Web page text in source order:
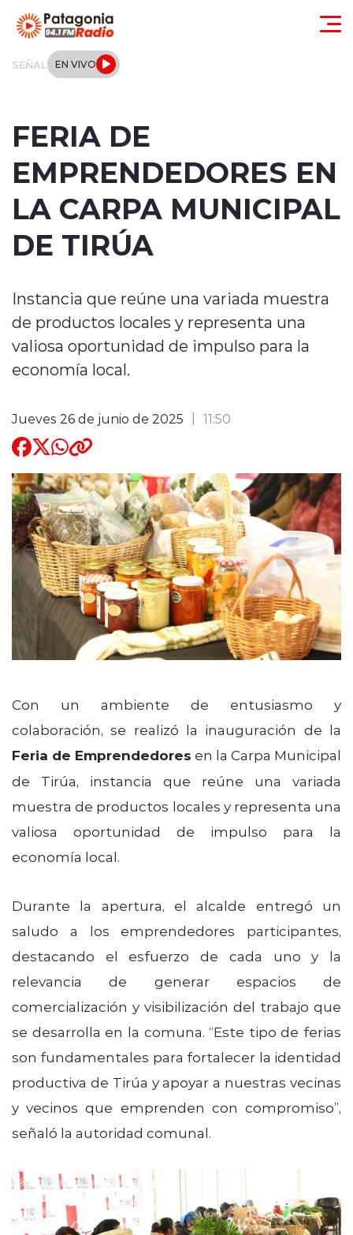
SEÑAL EN VIVO
Tendencias
Deportes
Entrevistas
Quienes Somos
modo claro
FERIA DE
EMPRENDEDORES EN
LA CARPA MUNICIPAL
DE TIRÚA
Instancia que reúne una variada muestra
de productos locales y representa una
valiosa oportunidad de impulso para la
economía local.
Jueves 26 de junio de 2025 11:50
Con un ambiente de entusiasmo y
colaboración, se realizó la inauguración de la
Feria de Emprendedores en la Carpa Municipal
de Tirúa, instancia que reúne una variada
muestra de productos locales y representa una
valiosa oportunidad de impulso para la
economía local.
Durante la apertura, el alcalde entregó un
saludo a los emprendedores participantes,
destacando el esfuerzo de cada uno y la
relevancia de generar espacios de
comercialización y visibilización del trabajo que
se desarrolla en la comuna. “Este tipo de ferias
son fundamentales para fortalecer la identidad
productiva de Tirúa y apoyar a nuestras vecinas
y vecinos que emprenden con compromiso”,
señaló la autoridad comunal.